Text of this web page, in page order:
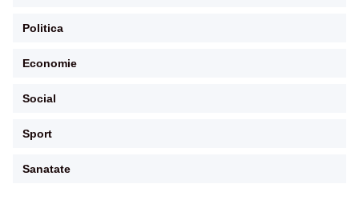
Politica
Economie
Social
Sport
Sanatate